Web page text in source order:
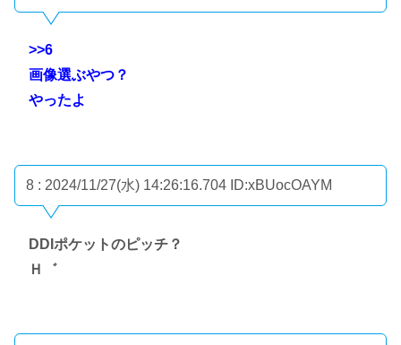
>>6
画像選ぶやつ？
やったよ
8 : 2024/11/27(水) 14:26:16.704 ID:xBUocOAYM
DDIポケットのピッチ？
Ｈ゛